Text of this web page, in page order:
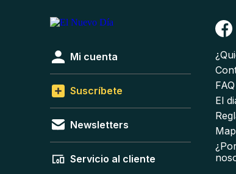
Mi cuenta
Suscríbete
Newsletters
Servicio al cliente
FAQ
El